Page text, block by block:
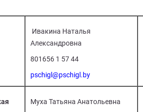
Ивакина Наталья
Александровна
801656 1 57 44
pschigl@pschigl.by
Муха Татьяна Анатольевна